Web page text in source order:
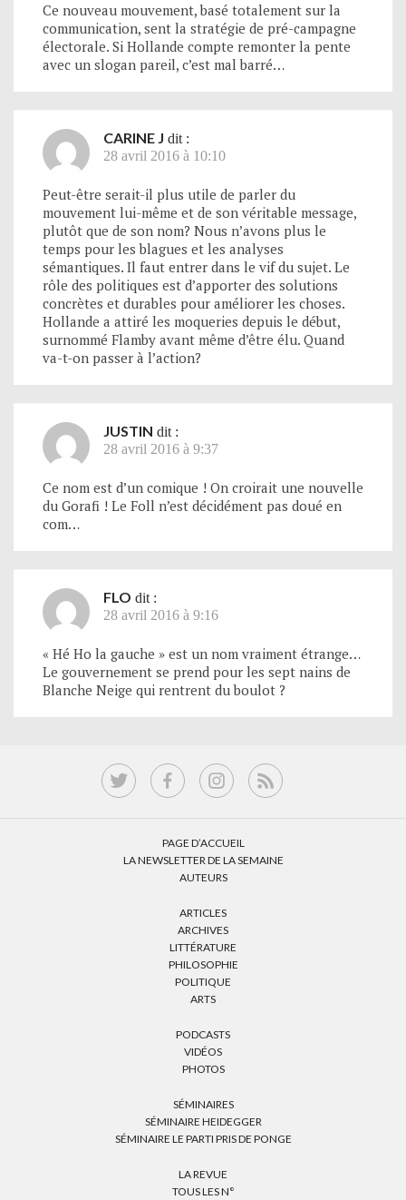
Ce nouveau mouvement, basé totalement sur la
communication, sent la stratégie de pré-campagne
électorale. Si Hollande compte remonter la pente
avec un slogan pareil, c’est mal barré…
CARINE J dit :
28 avril 2016 à 10:10
Peut-être serait-il plus utile de parler du
mouvement lui-même et de son véritable message,
plutôt que de son nom? Nous n’avons plus le
temps pour les blagues et les analyses
sémantiques. Il faut entrer dans le vif du sujet. Le
rôle des politiques est d’apporter des solutions
concrètes et durables pour améliorer les choses.
Hollande a attiré les moqueries depuis le début,
surnommé Flamby avant même d’être élu. Quand
va-t-on passer à l’action?
JUSTIN dit :
28 avril 2016 à 9:37
Ce nom est d’un comique ! On croirait une nouvelle
du Gorafi ! Le Foll n’est décidément pas doué en
com…
FLO dit :
28 avril 2016 à 9:16
« Hé Ho la gauche » est un nom vraiment étrange…
Le gouvernement se prend pour les sept nains de
Blanche Neige qui rentrent du boulot ?
PAGE D’ACCUEIL
LA NEWSLETTER DE LA SEMAINE
AUTEURS
ARTICLES
ARCHIVES
LITTÉRATURE
PHILOSOPHIE
POLITIQUE
ARTS
PODCASTS
VIDÉOS
PHOTOS
SÉMINAIRES
SÉMINAIRE HEIDEGGER
SÉMINAIRE LE PARTI PRIS DE PONGE
LA REVUE
TOUS LES N°